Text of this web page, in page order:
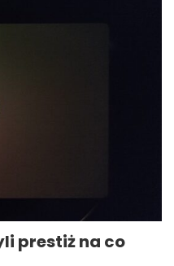
prestiż na co